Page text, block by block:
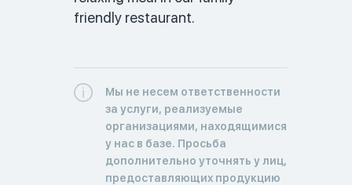
friendly restaurant.
Мы не несем ответственности
за услуги, реализуемые
организациями, находящимися
у нас в базе. Просьба
дополнительно уточнять у лиц,
предоставляющих продукцию